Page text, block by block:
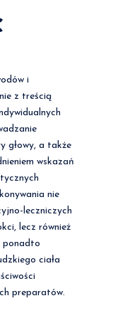
i
z treścią
głowy, a także
wskazań
nie
leczniczych
lecz również
ponadto
ciała
preparatów.